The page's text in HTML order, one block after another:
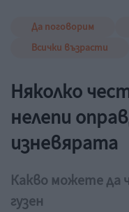
Да поговорим
Всички възрасти
Няколко
нелепи
изневярата
Какво можете да
гузен